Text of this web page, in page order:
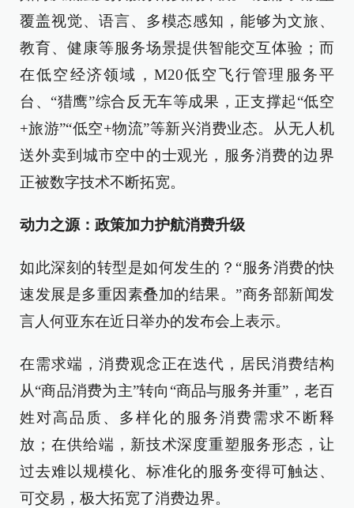
覆盖视觉、语言、多模态感知，能够为文旅、
教育、健康等服务场景提供智能交互体验；而
在低空经济领域，M20低空飞行管理服务平
台、“猎鹰”综合反无车等成果，正支撑起“低空
+旅游”“低空+物流”等新兴消费业态。从无人机
送外卖到城市空中的士观光，服务消费的边界
正被数字技术不断拓宽。
动力之源：政策加力护航消费升级
如此深刻的转型是如何发生的？“服务消费的快
速发展是多重因素叠加的结果。”商务部新闻发
言人何亚东在近日举办的发布会上表示。
在需求端，消费观念正在迭代，居民消费结构
从“商品消费为主”转向“商品与服务并重”，老百
姓对高品质、多样化的服务消费需求不断释
放；在供给端，新技术深度重塑服务形态，让
过去难以规模化、标准化的服务变得可触达、
可交易，极大拓宽了消费边界。